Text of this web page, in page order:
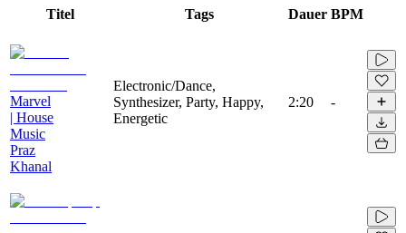
Titel Tags Dauer BPM
Marvel
| House
Music
Praz
Khanal
Electronic/Dance,
Synthesizer, Party, Happy,
Energetic
2:20 -